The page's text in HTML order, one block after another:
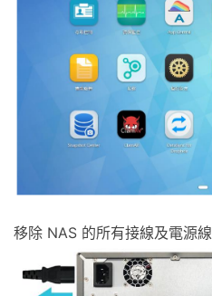
移除 NAS 的所有接線及電源線